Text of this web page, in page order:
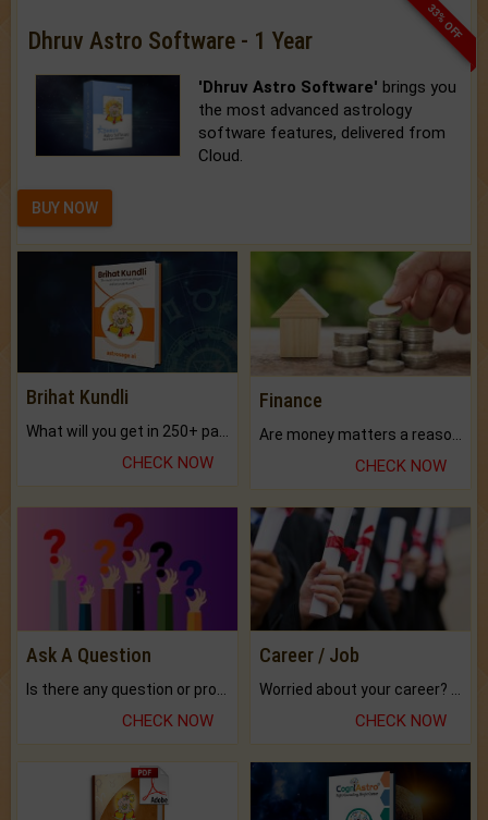
33% OFF
Dhruv Astro Software - 1 Year
'Dhruv Astro Software' brings you
the most advanced astrology
software features, delivered from
Cloud.
BUY NOW
Brihat Kundli
CHECK NOW
Finance
CHECK NOW
Ask A Question
CHECK NOW
Career / Job
CHECK NOW